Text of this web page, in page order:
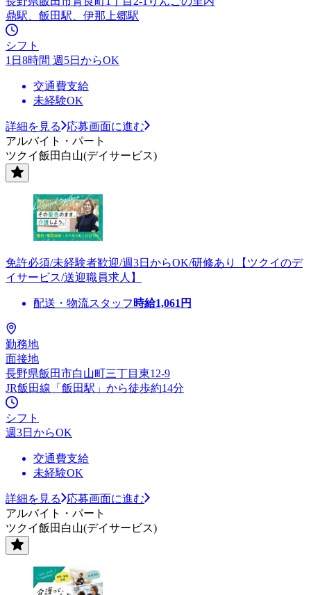
鼎駅、飯田駅、伊那上郷駅
シフト
1日8時間 週5日からOK
交通費支給
未経験OK
詳細を見る
応募画面に進む
アルバイト・パート
ツクイ飯田白山(デイサービス)
免許必須/未経験者歓迎/週3日からOK/研修あり【ツクイのデ
イサービス/送迎職員求人】
配送・物流スタッフ 時給1,061 円
勤務地
面接地
長野県飯田市白山町三丁目東12-9
JR飯田線「飯田駅」から徒歩約14分
シフト
週3日からOK
交通費支給
未経験OK
詳細を見る
応募画面に進む
アルバイト・パート
ツクイ飯田白山(デイサービス)